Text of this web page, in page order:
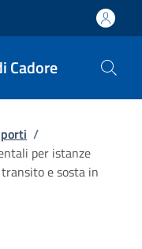
Cadore
/
per istanze
e sosta in